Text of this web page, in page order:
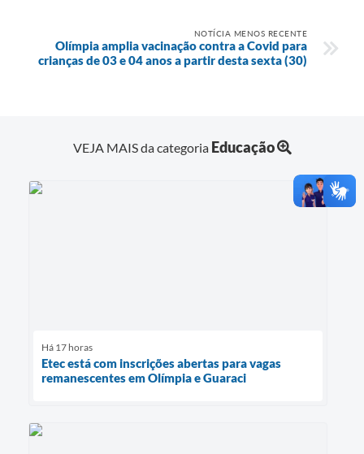
NOTÍCIA MENOS RECENTE
Olímpia amplia vacinação contra a Covid para
crianças de 03 e 04 anos a partir desta sexta (30)
VEJA MAIS da categoria Educação
Há 17 horas
Etec está com inscrições abertas para vagas
remanescentes em Olímpia e Guaraci